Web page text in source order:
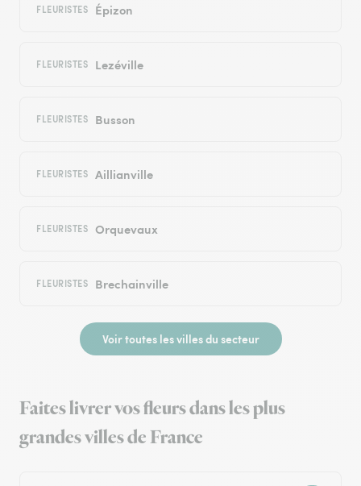
FLEURISTES Épizon
FLEURISTES Lezéville
FLEURISTES Busson
FLEURISTES Aillianville
FLEURISTES Orquevaux
FLEURISTES Brechainville
Voir toutes les villes du secteur
Faites livrer vos fleurs dans les plus
grandes villes de France